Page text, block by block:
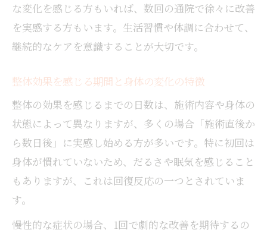
な変化を感じる方もいれば、数回の通院で徐々に改善
を実感する方もいます。生活習慣や体調に合わせて、
継続的なケアを意識することが大切です。
整体効果を感じる期間と身体の変化の特徴
整体の効果を感じるまでの日数は、施術内容や身体の
状態によって異なりますが、多くの場合「施術直後か
ら数日後」に実感し始める方が多いです。特に初回は
身体が慣れていないため、だるさや眠気を感じること
もありますが、これは回復反応の一つとされていま
す。
慢性的な症状の場合、1回で劇的な改善を期待するの